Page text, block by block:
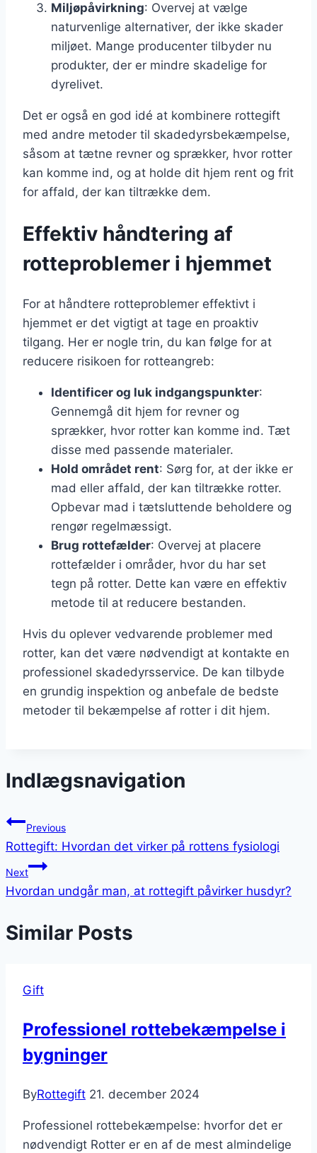
Miljøpåvirkning: Overvej at vælge
naturvenlige alternativer, der ikke skader
miljøet. Mange producenter tilbyder nu
produkter, der er mindre skadelige for
dyrelivet.
Det er også en god idé at kombinere rottegift
med andre metoder til skadedyrsbekæmpelse,
såsom at tætne revner og sprækker, hvor rotter
kan komme ind, og at holde dit hjem rent og frit
for affald, der kan tiltrække dem.
Effektiv håndtering af
rotteproblemer i hjemmet
For at håndtere rotteproblemer effektivt i
hjemmet er det vigtigt at tage en proaktiv
tilgang. Her er nogle trin, du kan følge for at
reducere risikoen for rotteangreb:
Identificer og luk indgangspunkter:
Gennemgå dit hjem for revner og
sprækker, hvor rotter kan komme ind. Tæt
disse med passende materialer.
Hold området rent: Sørg for, at der ikke er
mad eller affald, der kan tiltrække rotter.
Opbevar mad i tætsluttende beholdere og
rengør regelmæssigt.
Brug rottefælder: Overvej at placere
rottefælder i områder, hvor du har set
tegn på rotter. Dette kan være en effektiv
metode til at reducere bestanden.
Hvis du oplever vedvarende problemer med
rotter, kan det være nødvendigt at kontakte en
professionel skadedyrsservice. De kan tilbyde
en grundig inspektion og anbefale de bedste
metoder til bekæmpelse af rotter i dit hjem.
Indlægsnavigation
Previous
Rottegift: Hvordan det virker på rottens fysiologi
Next
Hvordan undgår man, at rottegift påvirker husdyr?
Similar Posts
Gift
Professionel rottebekæmpelse i
bygninger
ByRottegift 21. december 2024
Professionel rottebekæmpelse: hvorfor det er
nødvendigt Rotter er en af de mest almindelige